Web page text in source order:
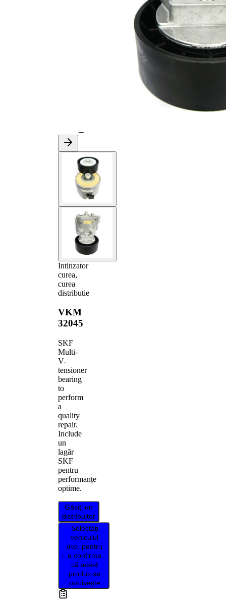
Intinzator
curea,
curea
distributie
VKM
32045
SKF
Multi-
V-
tensioner
bearing
to
perform
a
quality
repair.
Include
un
lagăr
SKF
pentru
performanțe
optime.
Găsiți un
distribuitor
Selectați
vehiculul
dvs. pentru
a confirma
că acest
produs se
potrivește